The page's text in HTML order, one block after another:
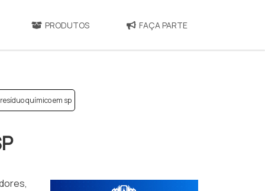
PRODUTOS FAÇA PARTE
químico em sp